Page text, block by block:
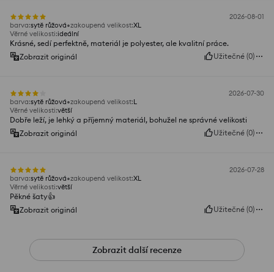
2026-08-01
barva:sytě růžová zakoupená velikost:XL
Věrné velikosti:ideální
Krásné, sedí perfektně, materiál je polyester, ale kvalitní práce.
Zobrazit originál
Užitečné (0)
2026-07-30
barva:sytě růžová zakoupená velikost:L
Věrné velikosti:větší
Dobře leží, je lehký a příjemný materiál, bohužel ne správné velikosti
Zobrazit originál
Užitečné (0)
2026-07-28
barva:sytě růžová zakoupená velikost:XL
Věrné velikosti:větší
Pěkné šaty👍️
Zobrazit originál
Užitečné (0)
Zobrazit další recenze